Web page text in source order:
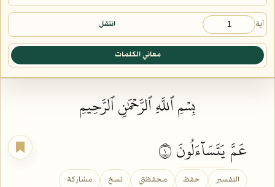
آية انتقل
معاني الكلمات
بِسۡمِ ٱللَّهِ ٱلرَّحۡمَٰنِ ٱلرَّحِيمِ
عَمَّ يَتَسَآءَلُونَ
التفسير حفظ محفظتي نسخ مشاركة